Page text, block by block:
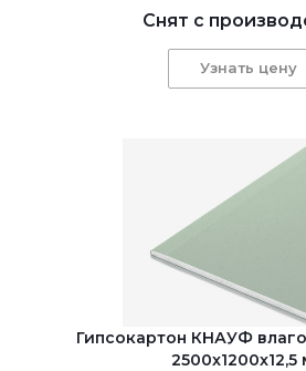
Снят с
Узнать цену
Гипсокартон КНАУФ
2500x1200x12,5